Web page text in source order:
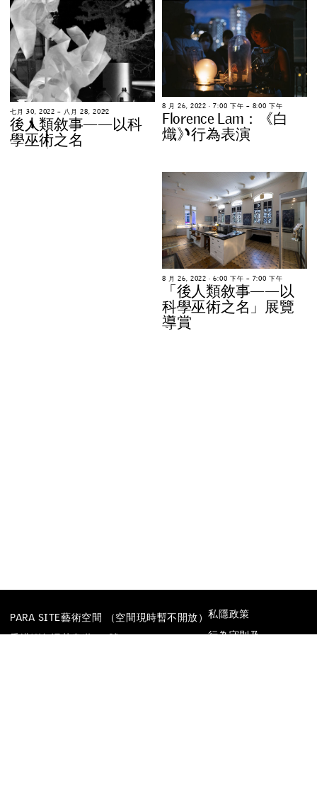
七月 30, 2022 – 八 月 28, 2022
後人類敘事——以科
學巫術之名
8 月 26, 2022 ∙ 7:00 下午 – 8:00 下午
Florence Lam ： 《白
熾》行為表演
8 月 26, 2022 ∙ 6:00 下午 – 7:00 下午
「後人類敘事——以
科學巫術之名 」 展覽
導賞
PARA SITE藝術空間 （空間現時暫不開放）
香港鰂魚涌英皇道677號
私隱政策
行為守則及